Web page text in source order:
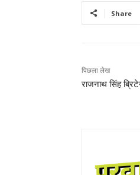
Share
पिछला लेख
राजनाथ सिंह